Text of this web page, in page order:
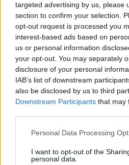
targeted advertising by us, please
section to confirm your selection.
opt-out request is processed you
interest-based ads based on
us or personal information
your opt-out. You may separately
disclosure of your personal
IAB’s list of downstream
also be disclosed by us to third
Downstream Participants that may
Please note that this website/app
not limited to your visit or usage
grant or deny consent to Google
Personal Data Processing
I want to opt-out of the
personal data.
TAGS: ΤΡΑΙΝΟΣΕ
BEST OF